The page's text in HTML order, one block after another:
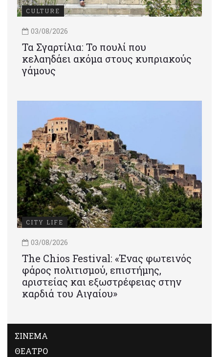
CULTURE
03/08/2026
Τα Σγαρτίλια: Το πουλί που
κελαηδάει ακόμα στους κυπριακούς
γάμους
CITY LIFE
03/08/2026
Τhe Chios Festival: «Ένας φωτεινός
φάρος πολιτισμού, επιστήμης,
αριστείας και εξωστρέφειας στην
καρδιά του Αιγαίου»
ΣΙΝΕΜΑ
ΘΕΑΤΡΟ